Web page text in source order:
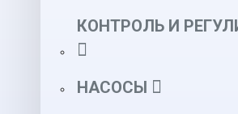
КОНТРОЛЬ И
НАСОСЫ